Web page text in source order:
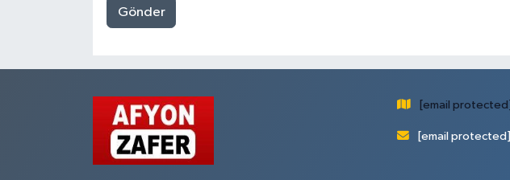
Gönder
[email protected]
[email protected]